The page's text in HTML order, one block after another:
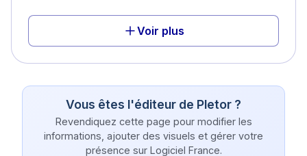
Voir plus
Vous êtes l'éditeur de Pletor ?
Revendiquez cette page pour modifier les
informations, ajouter des visuels et gérer votre
présence sur Logiciel France.